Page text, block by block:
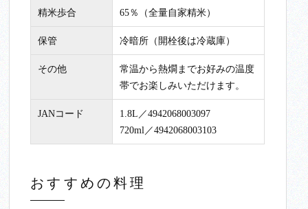
精米歩合 65％（全量自家精米）
保管 冷暗所（開栓後は冷蔵庫）
その他
常温から熱燗までお好みの温度
帯でお楽しみいただけます。
JANコード
1.8L／4942068003097
720ml／4942068003103
おすすめの料理